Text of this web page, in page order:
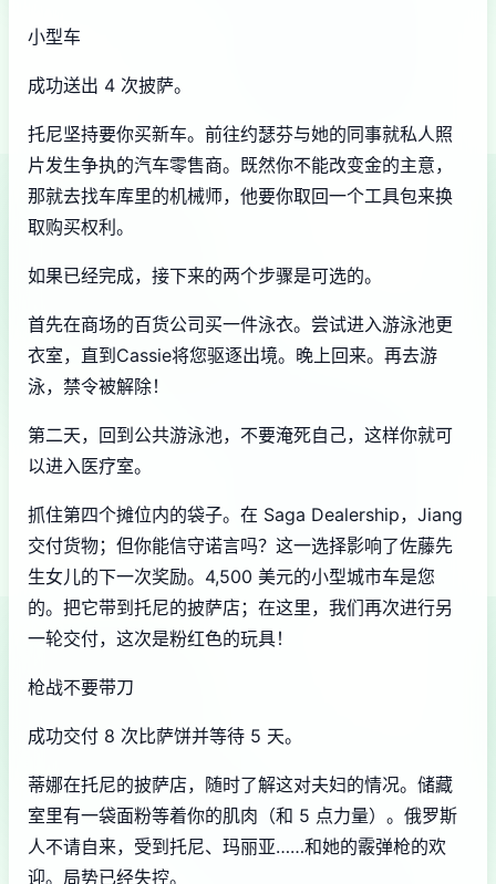
小型车
成功送出 4 次披萨。
托尼坚持要你买新车。前往约瑟芬与她的同事就私人照
片发生争执的汽车零售商。既然你不能改变金的主意，
那就去找车库里的机械师，他要你取回一个工具包来换
取购买权利。
如果已经完成，接下来的两个步骤是可选的。
首先在商场的百货公司买一件泳衣。尝试进入游泳池更
衣室，直到Cassie将您驱逐出境。晚上回来。再去游
泳，禁令被解除！
第二天，回到公共游泳池，不要淹死自己，这样你就可
以进入医疗室。
抓住第四个摊位内的袋子。在 Saga Dealership，Jiang
交付货物；但你能信守诺言吗？这一选择影响了佐藤先
生女儿的下一次奖励。4,500 美元的小型城市车是您
的。把它带到托尼的披萨店；在这里，我们再次进行另
一轮交付，这次是粉红色的玩具！
枪战不要带刀
成功交付 8 次比萨饼并等待 5 天。
蒂娜在托尼的披萨店，随时了解这对夫妇的情况。储藏
室里有一袋面粉等着你的肌肉（和 5 点力量）。俄罗斯
人不请自来，受到托尼、玛丽亚……和她的霰弹枪的欢
迎。局势已经失控。